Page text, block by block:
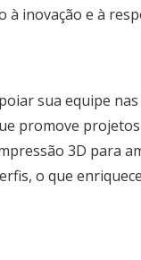
inovação e à
sua equipe
promove
3D para
o que